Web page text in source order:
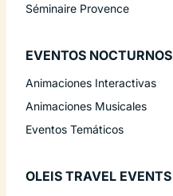
Séminaire Provence
EVENTOS NOCTURNOS
Animaciones Interactivas
Animaciones Musicales
Eventos Temáticos
OLEIS TRAVEL EVENTS